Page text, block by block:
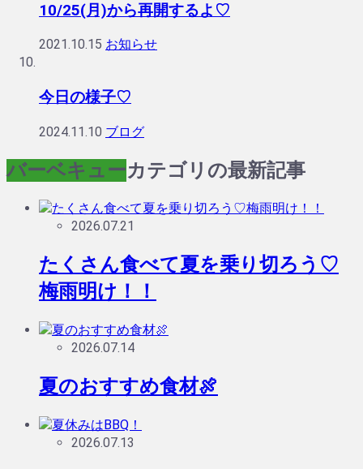
10/25(月)から再開するよ♡
2021.10.15 お知らせ
今日の様子♡
2024.11.10 ブログ
バーベキューカテゴリの最新記事
2026.07.21
たくさん食べて夏を乗り切ろう♡
梅雨明け！！
2026.07.14
夏のおすすめ食材🍖
2026.07.13